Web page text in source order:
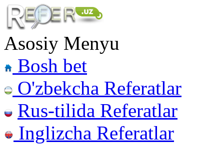
Asosiy Menyu
Bosh bet
O'zbekcha Referatlar
Rus-tilida Referatlar
Inglizcha Referatlar